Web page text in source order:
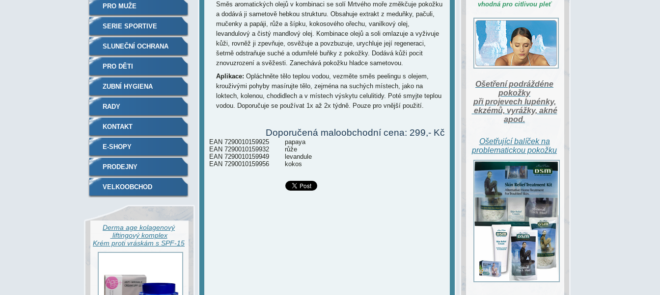
Směs aromatických olejů v kombinaci se solí Mrtvého moře změkčuje pokožku
a dodává ji sametově hebkou strukturu. Obsahuje extrakt z meduňky, pačuli,
mučenky a papáji, růže a šípku, kokosového ořechu, vanilkový olej,
levandulový a čistý mandlový olej. Kombinace olejů a soli omlazuje a vyživuje
kůži, rovněž ji zpevňuje, osvěžuje a povzbuzuje, urychluje její regeneraci,
šetrně odstraňuje suché a odumřelé buňky z pokožky. Dodává kůži pocit
znovuzrození a svěžesti. Zanechává pokožku hladce sametovou.
Aplikace: Opláchněte tělo teplou vodou, vezměte směs peelingu s olejem,
krouživými pohyby masírujte tělo, zejména na suchých místech, jako na
loktech, kolenou, chodidlech a v místech výskytu celulitidy. Poté smyjte teplou
vodou. Doporučuje se používat 1x až 2x týdně. Pouze pro vnější použití.
Doporučená maloobchodní cena: 299,- Kč
EAN 7290010159925 papaya
EAN 7290010159932 růže
EAN 7290010159949 levandule
EAN 7290010159956 kokos
PRO MUŽE
SERIE SPORTIVE
SLUNEČNÍ OCHRANA
PRO DĚTI
ZUBNÍ HYGIENA
RADY
KONTAKT
E-SHOPY
PRODEJNY
VELKOOBCHOD
Derma age kolagenový
liftingový komplex
Krém proti vráskám s SPF-15
vhodná pro citlivou pleť
Ošetření podráždéne
pokožky
při projevech lupénky,
ekzémů, vyrážky, akné
apod.
Ošetřující balíček na
problematickou pokožku